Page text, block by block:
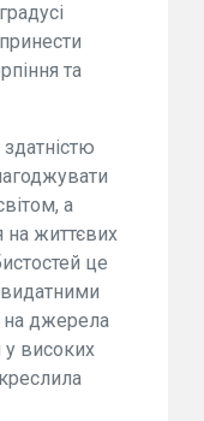
та
а
на життєвих
це
на джерела
у високих